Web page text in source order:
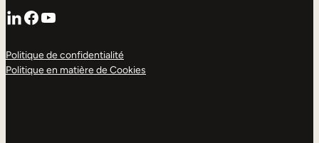
LinkedIn
Facebook
YouTube
Politique de confidentialité
Politique en matière de Cookies